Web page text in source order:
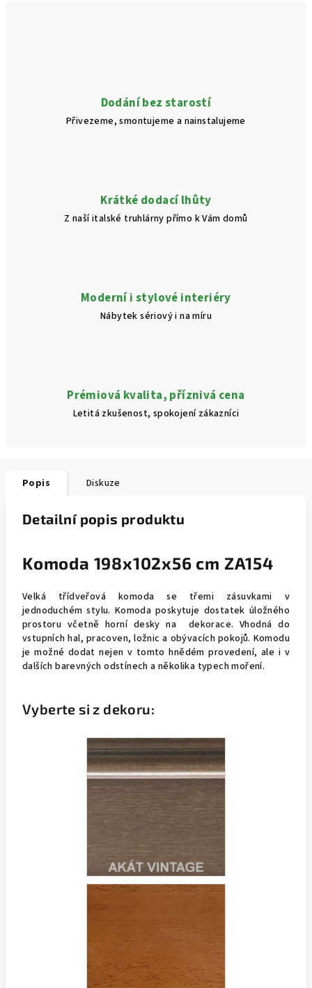
Dodání bez starostí
Přivezeme, smontujeme a nainstalujeme
Krátké dodací lhůty
Z naší italské truhlárny přímo k Vám domů
Moderní i stylové interiéry
Nábytek sériový i na míru
Prémiová kvalita, příznivá cena
Letitá zkušenost, spokojení zákazníci
Popis Diskuze
Detailní popis produktu
Komoda 198x102x56 cm ZA154
Velká třídveřová komoda se třemi zásuvkami v
jednoduchém stylu. Komoda poskytuje dostatek úložného
prostoru včetně horní desky na dekorace. Vhodná do
vstupních hal, pracoven, ložnic a obývacích pokojů. Komodu
je možné dodat nejen v tomto hnědém provedení, ale i v
dalších barevných odstínech a několika typech moření.
Vyberte si z dekoru: